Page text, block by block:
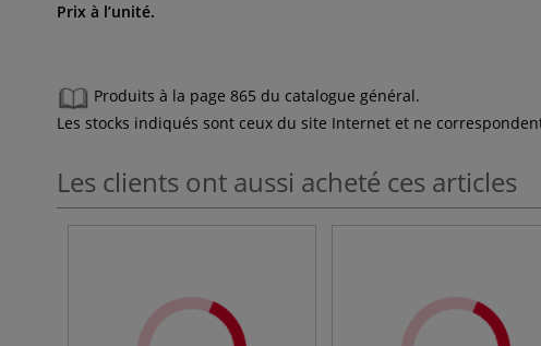
Prix à l’unité.
Produits à la page 865 du catalogue général.
Les stocks indiqués sont ceux du site Internet et ne
Les clients ont aussi acheté ces articles